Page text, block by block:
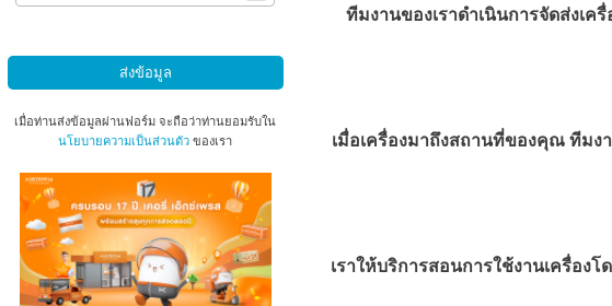
เมื่อท่านส่งข้อมูลผ่านฟอร์ม จะถือว่าท่านยอมรับใน
นโยบายความเป็นส่วนตัว ของเรา
ทีมงานของเราดำเนินการจัดส่งเ
เมื่อเครื่องมาถึงสถานที่ของคุณ ทีมง
เราให้บริการสอนการใช้งานเครื่อง